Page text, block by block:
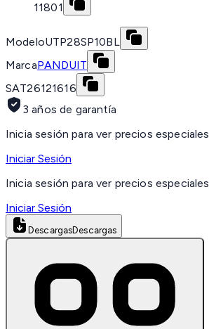
11801
ModeloUTP28SP10BL
MarcaPANDUIT
SAT26121616
3 años de garantía
Inicia sesión para ver precios especiales
Iniciar Sesión
Inicia sesión para ver precios especiales
Iniciar Sesión
DescargasDescargas